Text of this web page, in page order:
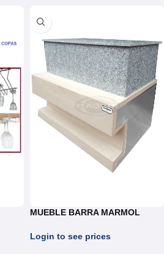
MUEBLE BARRA MARMOL
Login to see prices